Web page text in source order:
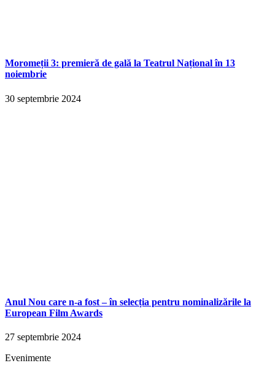
Moromeții 3: premieră de gală la Teatrul Național în 13
noiembrie
30 septembrie 2024
Anul Nou care n-a fost – în selecția pentru nominalizările la
European Film Awards
27 septembrie 2024
Evenimente